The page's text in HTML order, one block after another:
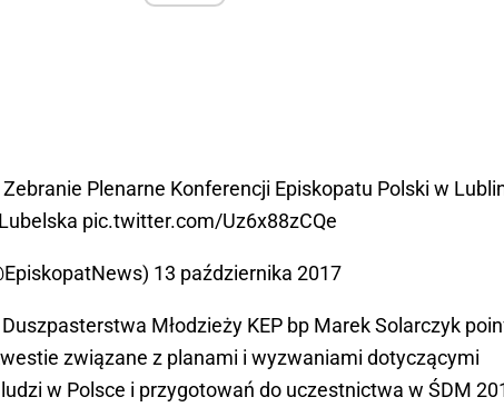
Plenarne Konferencji Episkopatu Polski w
pic.twitter.com/Uz6x88zCQe
13 października 2017
Młodzieży KEP bp Marek Solarczyk
związane z planami i wyzwaniami dotyczącymi
w Polsce i przygotowań do uczestnictwa w ŚDM